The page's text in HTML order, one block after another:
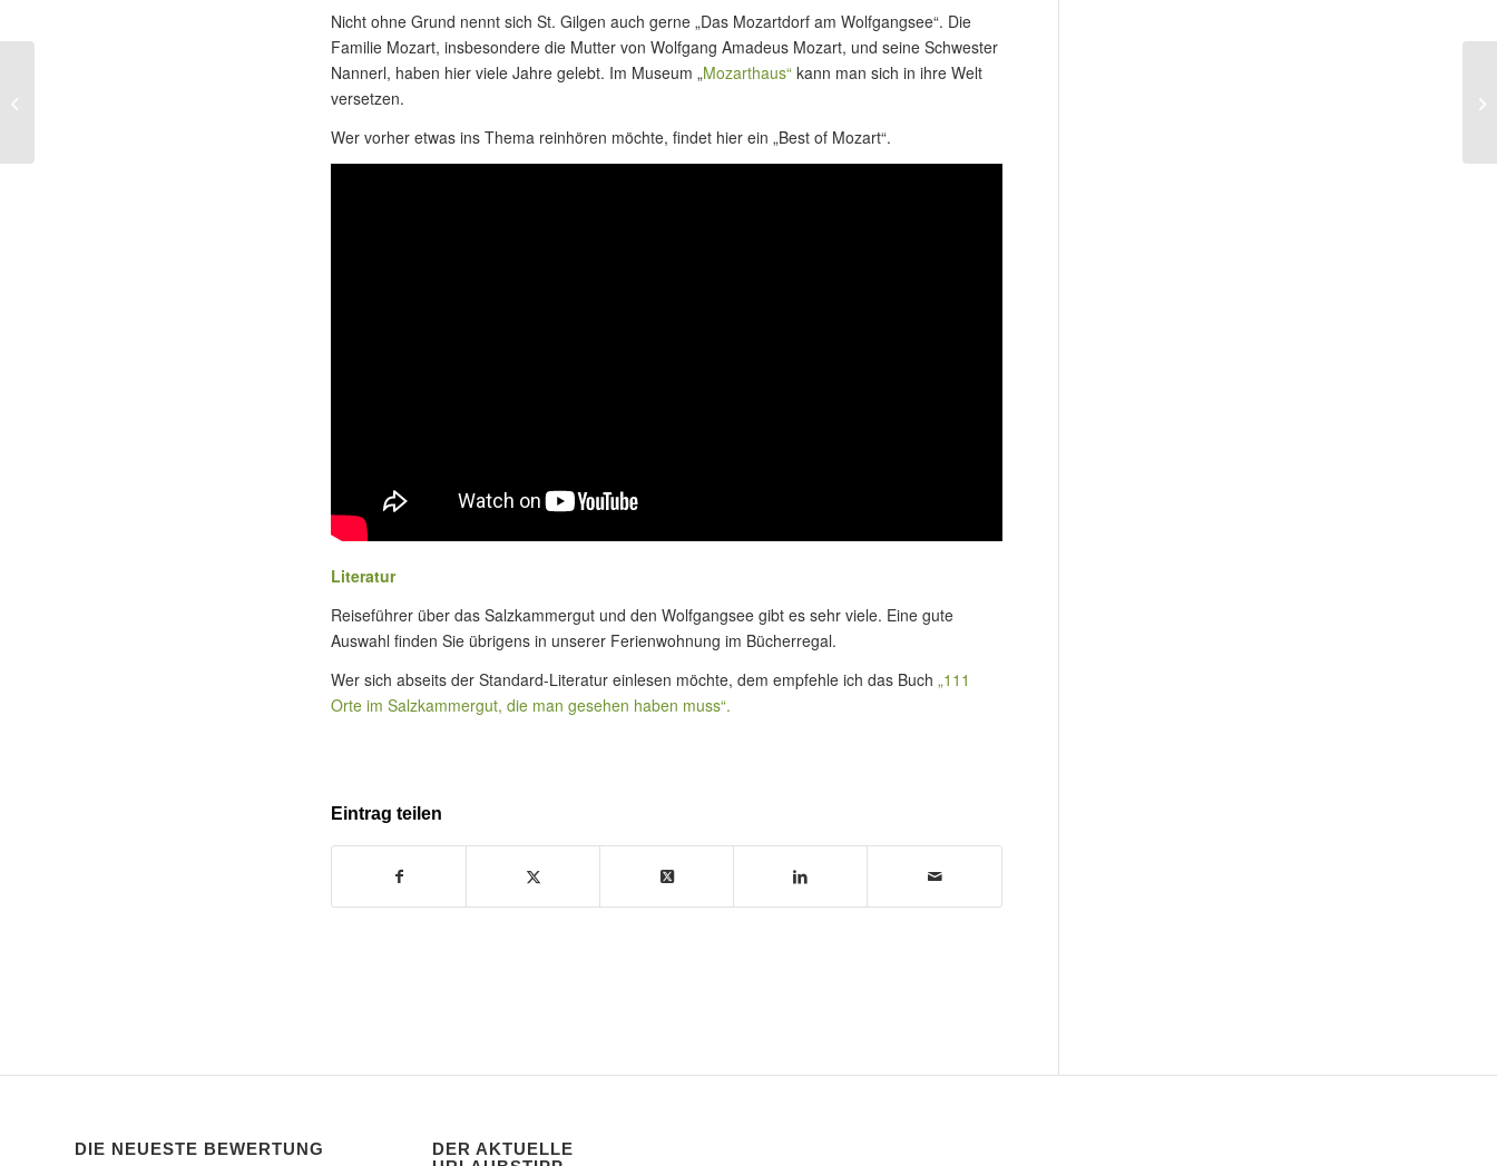
Nicht ohne Grund nennt sich St. Gilgen auch gerne „Das Mozartdorf am Wolfgangsee“. Die
Familie Mozart, insbesondere die Mutter von Wolfgang Amadeus Mozart, und seine Schwester
Nannerl, haben hier viele Jahre gelebt. Im Museum „Mozarthaus“ kann man sich in ihre Welt
versetzen.
Wer vorher etwas ins Thema reinhören möchte, findet hier ein „Best of Mozart“.
Literatur
Reiseführer über das Salzkammergut und den Wolfgangsee gibt es sehr viele. Eine gute
Auswahl finden Sie übrigens in unserer Ferienwohnung im Bücherregal.
Wer sich abseits der Standard-Literatur einlesen möchte, dem empfehle ich das Buch „111
Orte im Salzkammergut, die man gesehen haben muss“.
Eintrag teilen
DIE NEUESTE BEWERTUNG
DER AKTUELLE